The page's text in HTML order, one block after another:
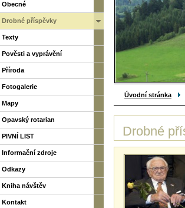
Úvodní stránka
Drobné
Obecné
Drobné příspěvky
Texty
Pověsti a vyprávění
Příroda
Fotogalerie
Mapy
Opavský rotarian
PIVNÍ LIST
Informační zdroje
Odkazy
Kniha návštěv
Kontakt